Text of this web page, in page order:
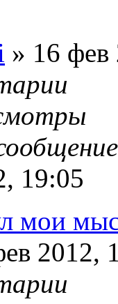
» 16 фев
19:05
мои
2012,